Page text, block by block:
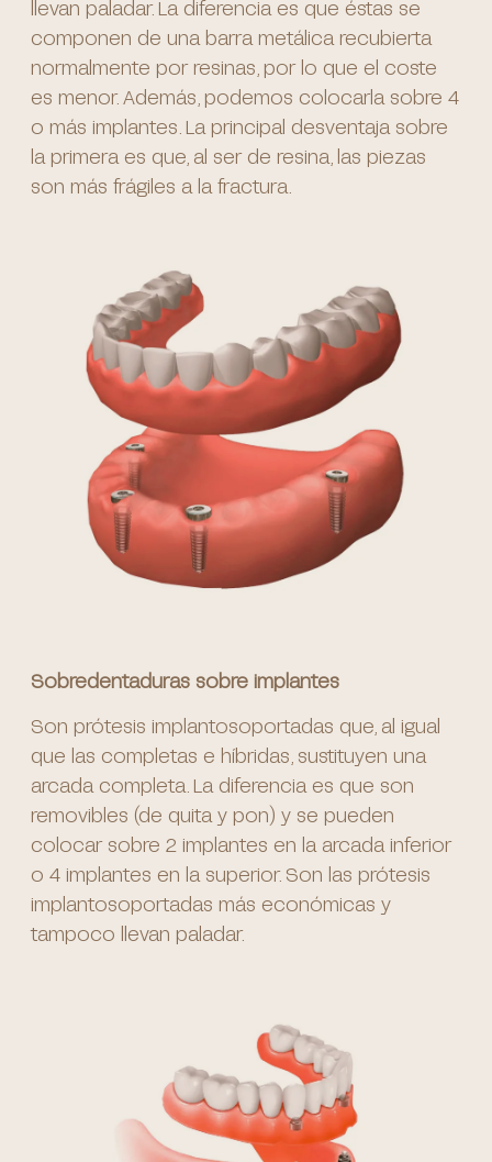
llevan paladar. La diferencia es que éstas se
componen de una barra metálica recubierta
normalmente por resinas, por lo que el coste
es menor. Además, podemos colocarla sobre 4
o más implantes. La principal desventaja sobre
la primera es que, al ser de resina, las piezas
son más frágiles a la fractura.
Sobredentaduras sobre implantes
Son prótesis implantosoportadas que, al igual
que las completas e híbridas, sustituyen una
arcada completa. La diferencia es que son
removibles (de quita y pon) y se pueden
colocar sobre 2 implantes en la arcada inferior
o 4 implantes en la superior. Son las prótesis
implantosoportadas más económicas y
tampoco llevan paladar.